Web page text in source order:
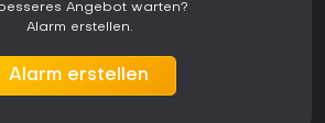
Angebot warten?
Alarm erstellen.
Alarm erstellen